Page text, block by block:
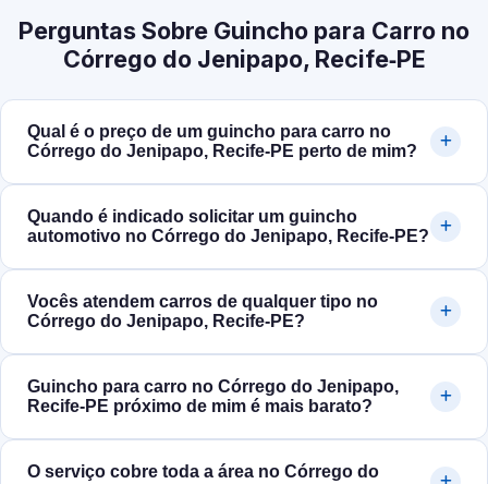
Perguntas Sobre Guincho para Carro no
Córrego do Jenipapo, Recife‑PE
Qual é o preço de um guincho para carro no
Córrego do Jenipapo, Recife‑PE perto de mim?
Quando é indicado solicitar um guincho
automotivo no Córrego do Jenipapo, Recife‑PE?
Vocês atendem carros de qualquer tipo no
Córrego do Jenipapo, Recife‑PE?
Guincho para carro no Córrego do Jenipapo,
Recife‑PE próximo de mim é mais barato?
O serviço cobre toda a área no Córrego do